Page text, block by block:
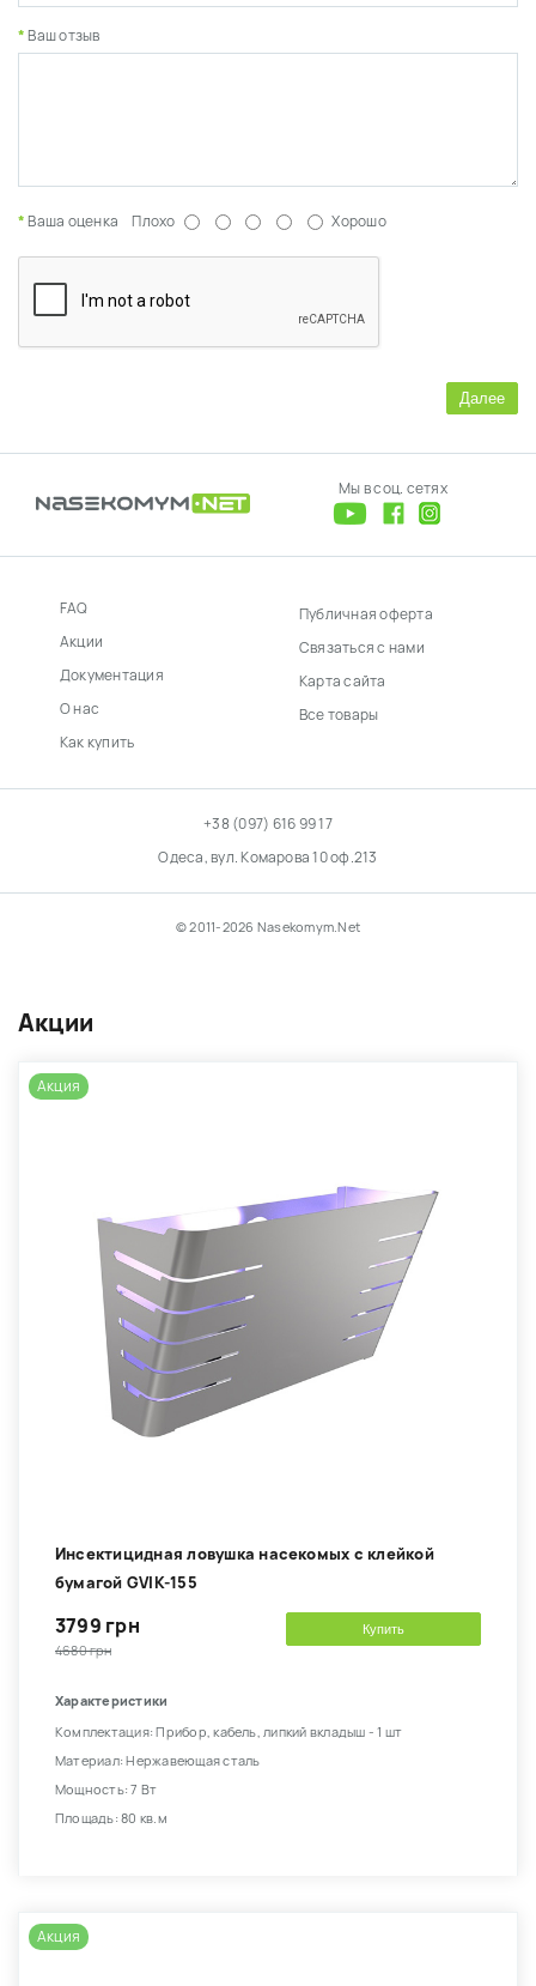
Акции
Акция
Инсектицидная ловушка насекомых с клейкой
бумагой GVIK-155
3799 грн
4680 грн
Купить
Характеристики
Комплектация: Прибор, кабель, липкий вкладыш - 1 шт
Материал: Нержавеющая сталь
Мощность: 7 Вт
Площадь: 80 кв.м
Акция
Ваш отзыв
Ваша оценка Плохо Хорошо
Далее
Мы в соц. сетях
FAQ
Акции
Документация
О нас
Как купить
Публичная оферта
Связаться с нами
Карта сайта
Все товары
+38 (097) 616 99 17
Одеса, вул. Комарова 10 оф.213
© 2011-2026 Nasekomym.Net